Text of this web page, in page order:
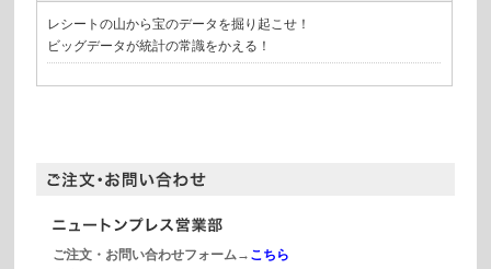
レシートの山から宝のデータを掘り起こせ！
ビッグデータが統計の常識をかえる！
ご注文・お問い合わせフォーム→ こちら